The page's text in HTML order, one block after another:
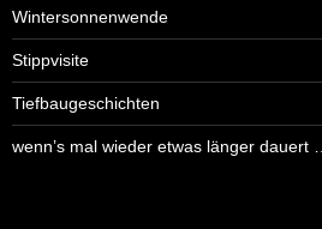
Wintersonnenwende
Stippvisite
Tiefbaugeschichten
wenn’s mal wieder etwas länger dauert …